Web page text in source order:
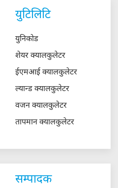
युटिलिटि
युनिकोड
शेयर क्यालकुलेटर
ईएमआई क्यालकुलेटर
ल्यान्ड क्यालकुलेटर
वजन क्यालकुलेटर
तापमान क्यालकुलेटर
सम्पादक